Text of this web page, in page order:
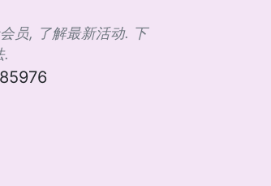
员, 了解最新活动. 下
.